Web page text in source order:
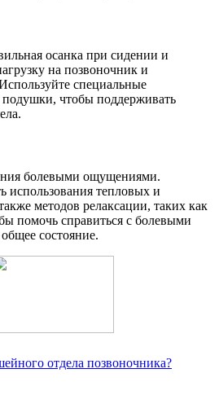
осанка при сидении и
на позвоночник и
специальные
подушки, чтобы поддерживать
болевыми ощущениями.
использования тепловых и
методов релаксации, таких как
помочь справиться с болевыми
состояние.
отдела позвоночника?